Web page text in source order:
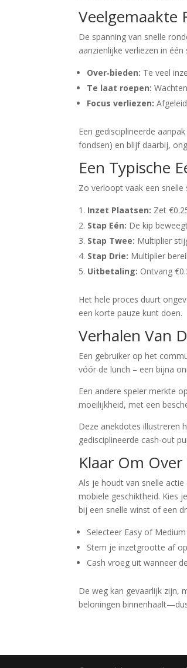
Veelgemaakte
De spanning van snelle
aanzienlijke verliezen in één
Over‑bieden: Te veel
Te laat roepen:
Focus verliezen:
Een gedisciplineerde
fondsen) en blijf daarbij,
Een Typische
Zo verloopt vaak een snelle
Inzet Plaatsen: Zet
Stap Eén: De kip
Stap Twee: Multiplier
Stap Drie: Multiplier
Uitbetaling: Ontvang
Het hele proces duurt
een korte pauze kunt doen.
Verhalen Van
Een gebruiker op het
vóór de lunch – een bijna
Een andere speler merkte
moeilijkheid, met een
Deze anekdotes illustreren
gedisciplineerde cash‑out
Klaar Om
Als je houdt van snelle
mobiele geschiktheid. Kies
bij een snelle winst of een
Selecteer Easy of
Stem je inzetgrootte af
Cash vroeg uit wanneer
De weg kan gevaarlijk zijn,
beloningen